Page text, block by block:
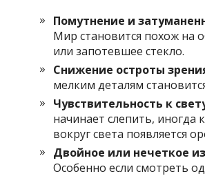
Помутнение и
Мир становится похож на
или запотевшее стекло.
Снижение остроты
мелким деталям
Чувствительность к
начинает слепить, иногда
вокруг света появляется
Двойное или нечеткое
Особенно если смотреть